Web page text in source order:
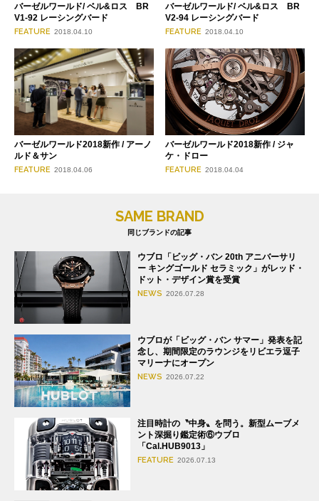
バーゼルワールド/ ベル&ロス BR
V1-92 レーシングバード
FEATURE 2018.04.10
バーゼルワールド/ ベル&ロス BR
V2-94 レーシングバード
FEATURE 2018.04.10
バーゼルワールド2018新作 / アーノ
ルド＆サン
FEATURE 2018.04.06
バーゼルワールド2018新作 / ジャ
ケ・ドロー
FEATURE 2018.04.04
SAME BRAND
同じブランドの記事
ウブロ「ビッグ・バン 20th アニバーサリ
ー キングゴールド セラミック」がレッド・
ドット・デザイン賞を受賞
NEWS 2026.07.28
ウブロが「ビッグ・バン サマー」発表を記
念し、期間限定のラウンジをリビエラ逗子
マリーナにオープン
NEWS 2026.07.22
注目時計の〝中身〟を問う。新型ムーブメ
ント深掘り鑑定術⑥ウブロ
「Cal.HUB9013」
FEATURE 2026.07.13